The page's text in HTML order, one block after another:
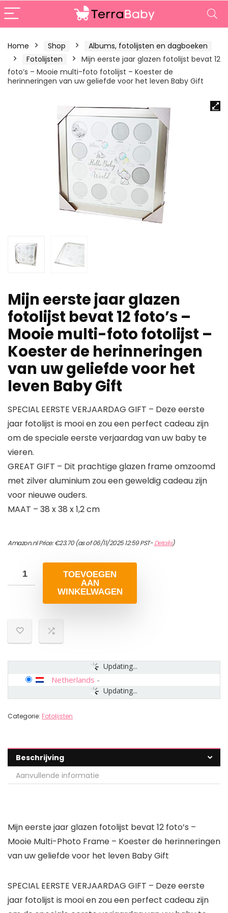
Home Shop
Albums, fotolijsten en dagboeken
Fotolijsten
Mijn eerste jaar glazen fotolijst bevat 12
foto’s – Mooie multi-foto fotolijst – Koester de
herinneringen van uw geliefde voor het leven Baby Gift
Mijn eerste jaar glazen
fotolijst bevat 12 foto’s –
Mooie multi-foto fotolijst –
Koester de herinneringen
van uw geliefde voor het
leven Baby Gift
SPECIAL EERSTE VERJAARDAG GIFT – Deze eerste
jaar fotolijst is mooi en zou een perfect cadeau zijn
om de speciale eerste verjaardag van uw baby te
vieren.
GREAT GIFT – Dit prachtige glazen frame omzoomd
met zilver aluminium zou een geweldig cadeau zijn
voor nieuwe ouders.
MAAT – 38 x 38 x 1,2 cm
Amazon.nl Price:€23.70(as of 06/11/2025 12:59 PST-Details)
TOEVOEGEN
AAN
WINKELWAGEN
Updating...
Updating...
Netherlands -
Categorie: Fotolijsten
Beschrijving
Aanvullende informatie
Mijn eerste jaar glazen fotolijst bevat 12 foto’s –
Mooie Multi-Photo Frame – Koester de herinneringen
van uw geliefde voor het leven Baby Gift
SPECIAL EERSTE VERJAARDAG GIFT – Deze eerste
jaar fotolijst is mooi en zou een perfect cadeau zijn